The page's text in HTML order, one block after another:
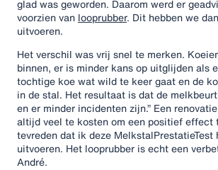
glad was geworden. Daarom werd er
voorzien van looprubber. Dit hebben we
uitvoeren.
Het verschil was vrij snel te merken.
binnen, er is minder kans op uitglijden als
tochtige koe wat wild te keer gaat en de
in de stal. Het resultaat is dat de
en er minder incidenten zijn.” Een
altijd veel te kosten om een positief effect
tevreden dat ik deze MelkstalPrestatieTest
uitvoeren. Het looprubber is echt een
André.